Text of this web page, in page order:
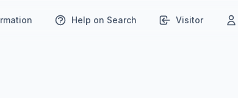
Help on Search Visitor